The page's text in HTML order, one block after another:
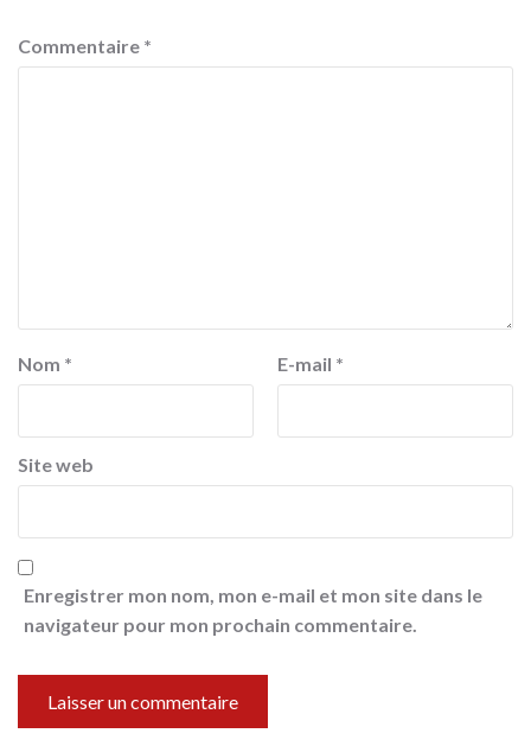
Commentaire *
Nom * E-mail *
Site web
Enregistrer mon nom, mon e-mail et mon site dans le
navigateur pour mon prochain commentaire.